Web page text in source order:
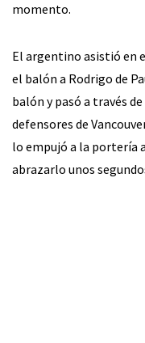
momento.
El argentino asistió en
el balón a Rodrigo de
balón y pasó a través
defensores de
lo empujó a la portería
abrazarlo unos